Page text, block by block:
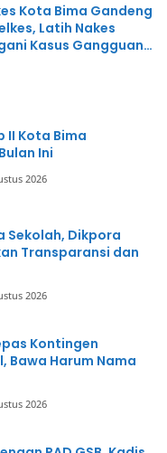
Kota Bima Gandeng
Latih Nakes
Kasus Gangguan
II Kota Bima
Ini
2026
Sekolah, Dikpora
Transparansi dan
2026
Kontingen
Bawa Harum Nama
2026